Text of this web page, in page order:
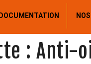
: Anti-